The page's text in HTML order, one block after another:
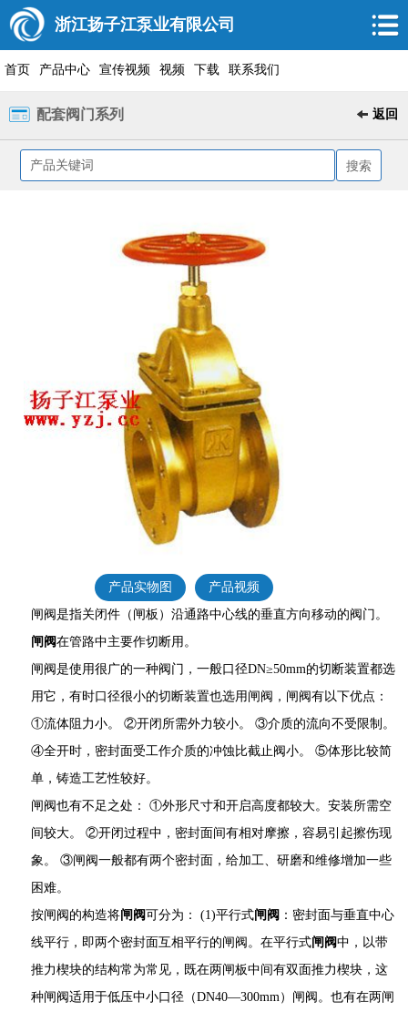
浙江扬子江泵业有限公司
首页 产品中心 宣传视频 视频 下载 联系我们
配套阀门系列 返回
产品实物图
产品视频
闸阀是指关闭件（闸板）沿通路中心线的垂直方向移动的阀门。
闸阀在管路中主要作切断用。
闸阀是使用很广的一种阀门，一般口径DN≥50mm的切断装置都选
用它，有时口径很小的切断装置也选用闸阀，闸阀有以下优点：
①流体阻力小。 ②开闭所需外力较小。 ③介质的流向不受限制。
④全开时，密封面受工作介质的冲蚀比截止阀小。 ⑤体形比较简
单，铸造工艺性较好。
闸阀也有不足之处： ①外形尺寸和开启高度都较大。安装所需空
间较大。 ②开闭过程中，密封面间有相对摩擦，容易引起擦伤现
象。 ③闸阀一般都有两个密封面，给加工、研磨和维修增加一些
困难。
按闸阀的构造将闸阀可分为： (1)平行式闸阀 ：密封面与垂直中心
线平行，即两个密封面互相平行的闸阀。在平行式闸阀中，以带
推力楔块的结构常为常见，既在两闸板中间有双面推力楔块，这
种闸阀适用于低压中小口径（DN40—300mm）闸阀。也有在两闸